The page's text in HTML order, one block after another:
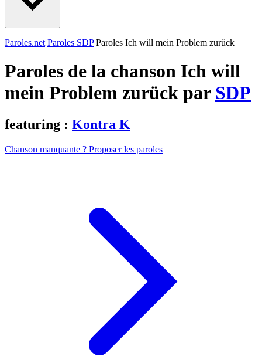
Paroles.net Paroles SDP Paroles Ich will mein Problem zurück
Paroles de la chanson Ich will
mein Problem zurück par SDP
featuring : Kontra K
Chanson manquante ? Proposer les paroles